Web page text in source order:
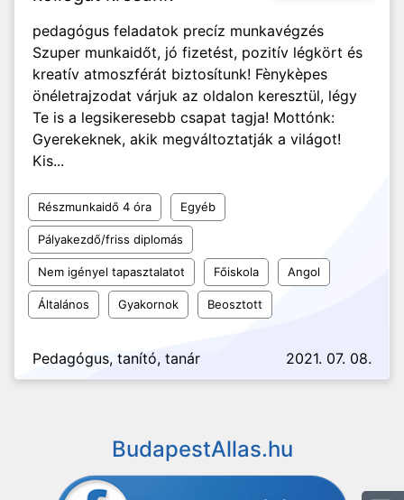
pedagógus feladatok precíz munkavégzés
Szuper munkaidőt, jó fizetést, pozitív légkört és
kreatív atmoszférát biztosítunk! Fènykèpes
önéletrajzodat várjuk az oldalon keresztül, légy
Te is a legsikeresebb csapat tagja! Mottónk:
Gyerekeknek, akik megváltoztatják a világot!
Kis...
Részmunkaidő 4 óra Egyéb
Pályakezdő/friss diplomás
Nem igényel tapasztalatot Főiskola Angol
Általános Gyakornok Beosztott
Pedagógus, tanító, tanár 2021. 07. 08.
BudapestAllas.hu